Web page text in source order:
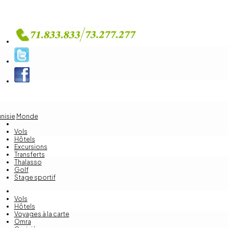
Monde
Vols
Hôtels
Excursions
Transferts
Thalasso
Golf
Stage sportif
Vols
Hôtels
Voyages à la carte
Omra